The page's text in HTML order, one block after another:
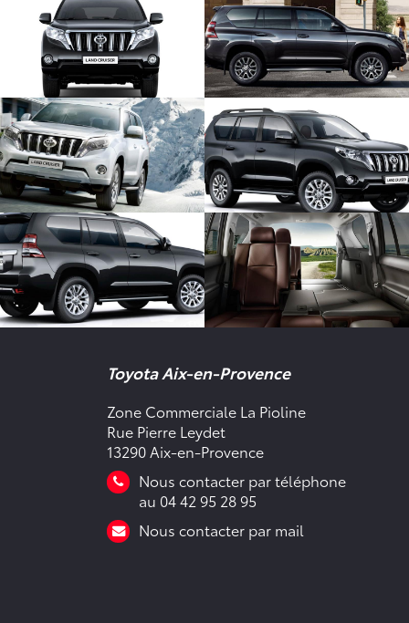
Toyota Aix-en-Provence
Zone Commerciale La Pioline
Rue Pierre Leydet
13290 Aix-en-Provence
Nous contacter par téléphone
au 04 42 95 28 95
Nous contacter par mail